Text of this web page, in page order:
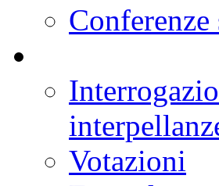
Conferenze
Votazioni